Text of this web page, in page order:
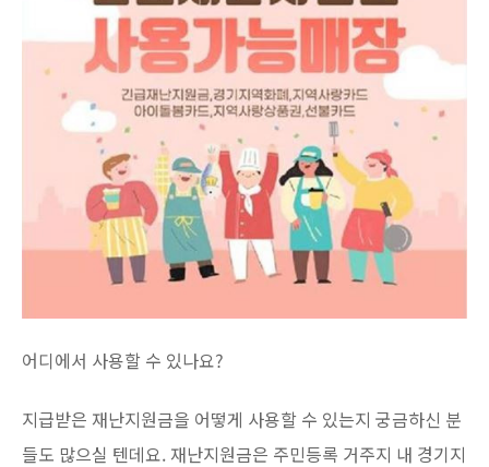
어디에서 사용할 수 있나요?
지급받은 재난지원금을 어떻게 사용할 수 있는지 궁금하신 분
들도 많으실 텐데요. 재난지원금은 주민등록 거주지 내 경기지